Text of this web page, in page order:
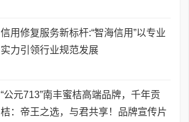
信用修复服务新标杆:“智海信用”以专业
实力引领行业规范发展
“公元713”南丰蜜桔高端品牌，千年贡
桔：帝王之选，与君共享！品牌宣传片